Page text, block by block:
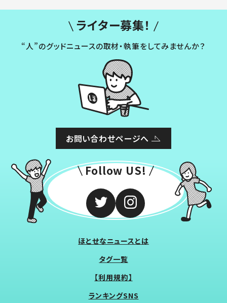
ライター募集！
“人”のグッドニュースの取材・執筆をしてみませんか？
お問い合わせページへ
Follow US!
ほとせなニュースとは
タグ一覧
【利用規約】
ランキングSNS